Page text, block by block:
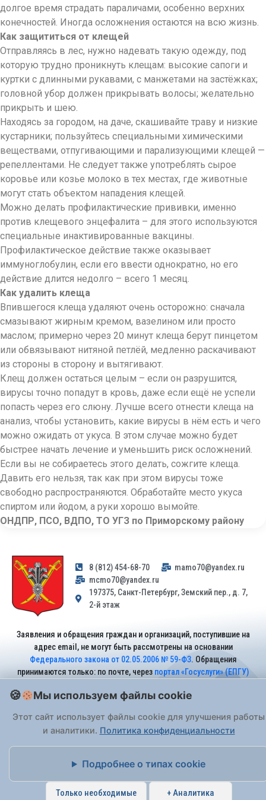
долгое время страдать параличами, особенно верхних
конечностей. Иногда осложнения остаются на всю жизнь.
Как защититься от клещей
Отправляясь в лес, нужно надевать такую одежду, под
которую трудно проникнуть клещам: высокие сапоги и
куртки с длинными рукавами, с манжетами на застёжках;
головной убор должен прикрывать волосы; желательно
прикрыть и шею.
Находясь за городом, на даче, скашивайте траву и низкие
кустарники; пользуйтесь специальными химическими
веществами, отпугивающими и парализующими клещей —
репеллентами. Не следует также употреблять сырое
коровье или козье молоко в тех местах, где животные
могут стать объектом нападения клещей.
Можно делать профилактические прививки, именно
против клещевого энцефалита – для этого используются
специальные инактивированные вакцины.
Профилактическое действие также оказывает
иммуноглобулин, если его ввести однократно, но его
действие длится недолго – всего 1 месяц.
Как удалить клеща
Впившегося клеща удаляют очень осторожно: сначала
смазывают жирным кремом, вазелином или просто
маслом; примерно через 20 минут клеща берут пинцетом
или обвязывают нитяной петлёй, медленно раскачивают
из стороны в сторону и вытягивают.
Клещ должен остаться целым – если он разрушится,
вирусы точно попадут в кровь, даже если ещё не успели
попасть через его слюну. Лучше всего отнести клеща на
анализ, чтобы установить, какие вирусы в нём есть и чего
можно ожидать от укуса. В этом случае можно будет
быстрее начать лечение и уменьшить риск осложнений.
Если вы не собираетесь этого делать, сожгите клеща.
Давить его нельзя, так как при этом вирусы тоже
свободно распространяются. Обработайте место укуса
спиртом или йодом, а руки хорошо вымойте.
ОНДПР, ПСО, ВДПО, ТО УГЗ по Приморскому району
8 (812) 454-68-70
mamo70@yandex.ru
mcmo70@yandex.ru
197375, Санкт-Петербург, Земский пер., д. 7,
2-й этаж
Заявления и обращения граждан и организаций, поступившие на
адрес email, не могут быть рассмотрены на основании
Федерального закона от 02.05.2006 № 59-ФЗ. Обращения
принимаются только: по почте, через портал «Госуслуги» (ЕПГУ)
На Сайте действуетПолитика обработки персональных данных.
Мы используем файлы cookie
Этот сайт использует файлы cookie для улучшения работы
и аналитики. Политика конфиденциальности
Подробнее о типах cookie
Только необходимые + Аналитика